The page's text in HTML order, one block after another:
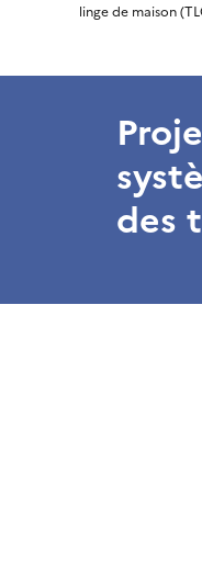
linge de maison
des